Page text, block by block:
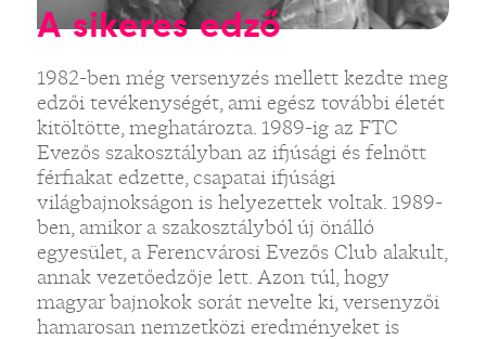
A sikeres edző
1982-ben még versenyzés mellett kezdte meg
edzői tevékenységét, ami egész további életét
kitöltötte, meghatározta. 1989-ig az FTC
Evezős szakosztályban az ifjúsági és felnőtt
férfiakat edzette, csapatai ifjúsági
világbajnokságon is helyezettek voltak. 1989-
ben, amikor a szakosztályból új önálló
egyesület, a Ferencvárosi Evezős Club alakult,
annak vezetőedzője lett. Azon túl, hogy
magyar bajnokok sorát nevelte ki, versenyzői
hamarosan nemzetközi eredményeket is